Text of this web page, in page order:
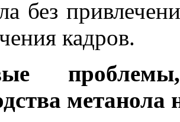
без
кадров.
метанола